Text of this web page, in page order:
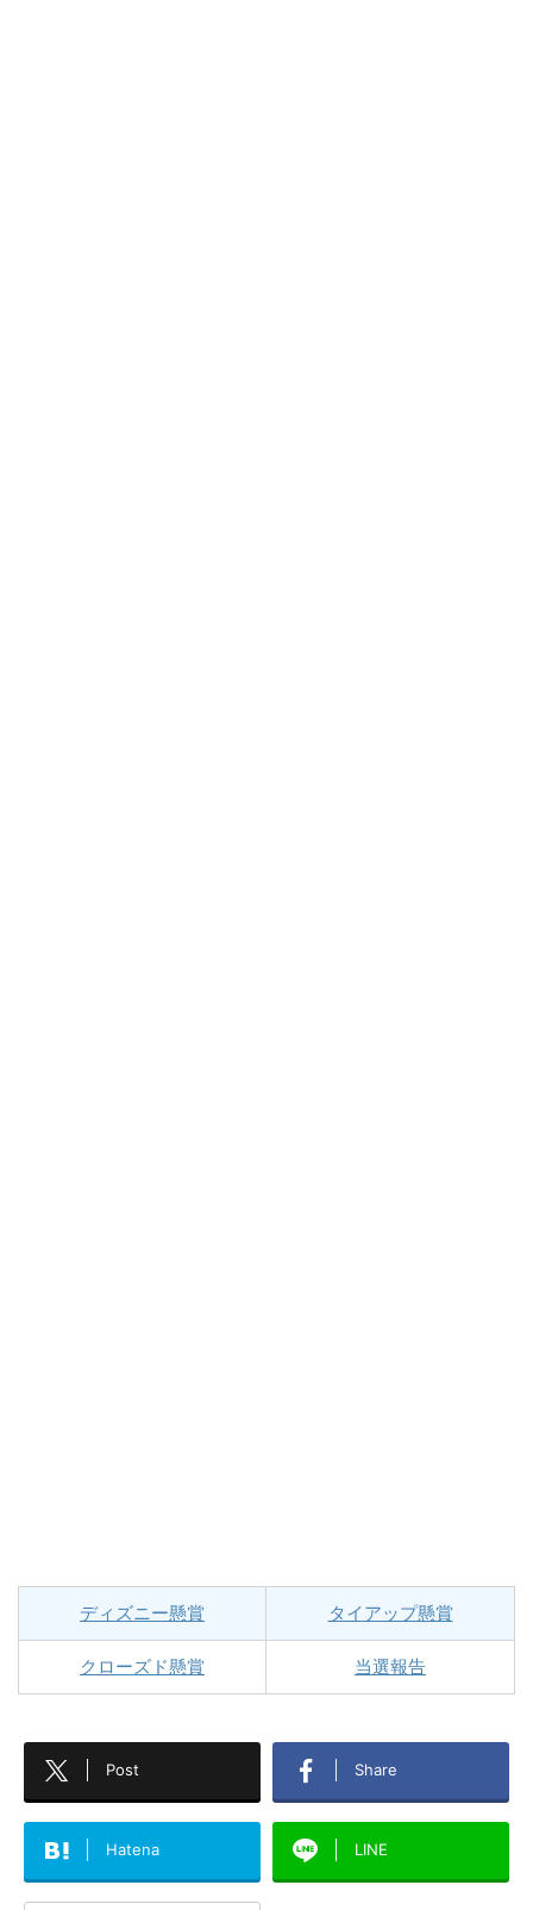
ディズニー懸賞 タイアップ懸賞
クローズド懸賞 当選報告
Post Share
Hatena LINE